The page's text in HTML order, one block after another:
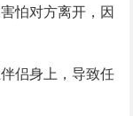
怕对方离开，因
侣身上，导致任